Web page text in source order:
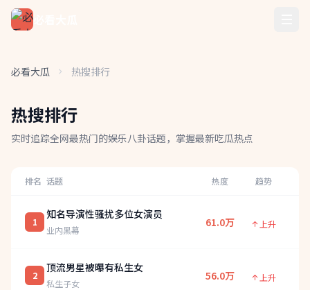
必看大瓜 热搜排行
热搜排行
实时追踪全网最热门的娱乐八卦话题，掌握最新吃瓜热点
排名 话题 热度 趋势
1
知名导演性骚扰多位女演员
业内黑幕
61.0万 上升
2
顶流男星被曝有私生女
私生子女
56.0万 上升